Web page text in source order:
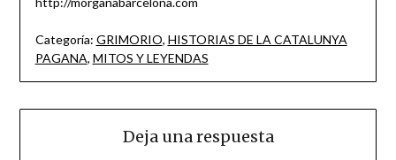
Categoría: GRIMORIO, HISTORIAS DE LA CATALUNYA
PAGANA, MITOS Y LEYENDAS
Deja una respuesta